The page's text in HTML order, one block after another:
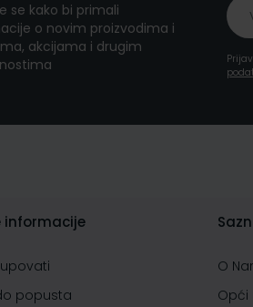
se kako bi primali
o novim proizvodima i
akcijama i drugim
informacije
popusta
O
Opći